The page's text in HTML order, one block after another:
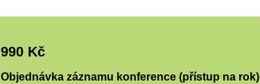
990 Kč
Objednávka záznamu konference (přístup na rok)